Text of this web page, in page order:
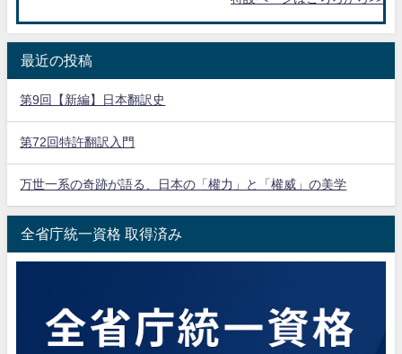
最近の投稿
第9回【新編】日本翻訳史
第72回特許翻訳入門
万世一系の奇跡が語る、日本の「權力」と「權威」の美学
全省庁統一資格 取得済み